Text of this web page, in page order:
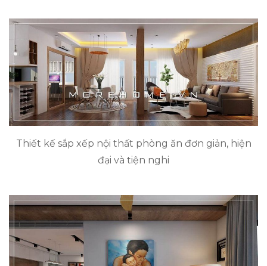
Thiết kế sắp xếp nội thất phòng ăn đơn giản, hiện
đại và tiện nghi